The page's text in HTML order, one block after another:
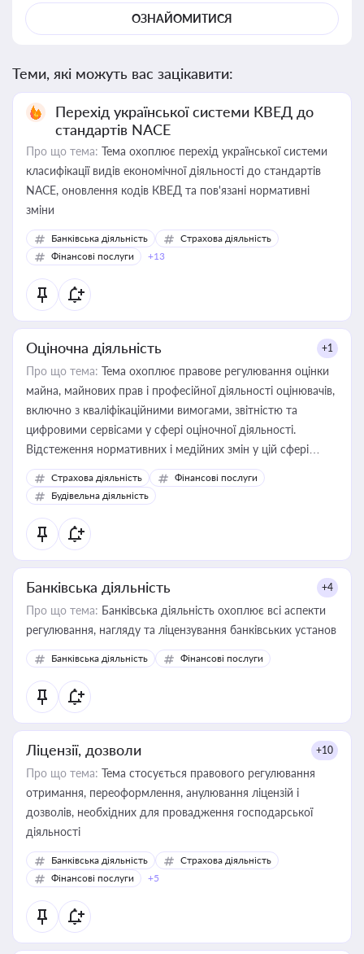
ОЗНАЙОМИТИСЯ
Теми, які можуть вас зацікавити:
Перехід української системи КВЕД до
стандартів NACE
Про що тема: Тема охоплює перехід української системи
класифікації видів економічної діяльності до стандартів
NACE, оновлення кодів КВЕД та пов'язані нормативні
зміни
Банківська діяльність
Страхова діяльність
Фінансові послуги
+13
Оціночна діяльність +1
Про що тема: Тема охоплює правове регулювання оцінки
майна, майнових прав і професійної діяльності оцінювачів,
включно з кваліфікаційними вимогами, звітністю та
цифровими сервісами у сфері оціночної діяльності.
Відстеження нормативних і медійних змін у цій сфері
корисне для власника бізнесу, керівника, юриста або
бухгалтера під час оподаткування, приватизації, оренди
державного майна, корпоративних угод і перевірки
статусу суб'єктів оціночної діяльності
Страхова діяльність
Фінансові послуги
Будівельна діяльність
Банківська діяльність +4
Про що тема: Банківська діяльність охоплює всі аспекти
регулювання, нагляду та ліцензування банківських установ
Банківська діяльність Фінансові послуги
Ліцензії, дозволи +10
Про що тема: Тема стосується правового регулювання
отримання, переоформлення, анулювання ліцензій і
дозволів, необхідних для провадження господарської
діяльності
Банківська діяльність
Страхова діяльність
Фінансові послуги
+5